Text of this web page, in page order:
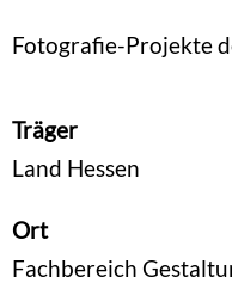
Fotografie-Projekte
Träger
Land Hessen
Ort
Fachbereich